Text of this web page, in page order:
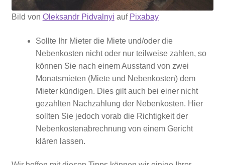
Bild von Oleksandr Pidvalnyi auf Pixabay
Sollte Ihr Mieter die Miete und/oder die
Nebenkosten nicht oder nur teilweise zahlen, so
können Sie nach einem Ausstand von zwei
Monatsmieten (Miete und Nebenkosten) dem
Mieter kündigen. Dies gilt auch bei einer nicht
gezahlten Nachzahlung der Nebenkosten. Hier
sollten Sie jedoch vorab die Richtigkeit der
Nebenkostenabrechnung von einem Gericht
klären lassen.